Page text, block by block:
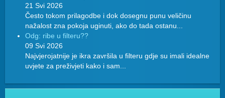
21 Svi 2026
Često tokom prilagodbe i dok dosegnu punu veličinu
nažalost zna pokoja uginuti, ako do tada ostanu...
Odg: ribe u filteru??
09 Svi 2026
Najvjerojatnije je ikra završila u filteru gdje su imali idealne
uvjete za preživjeti kako i sam...